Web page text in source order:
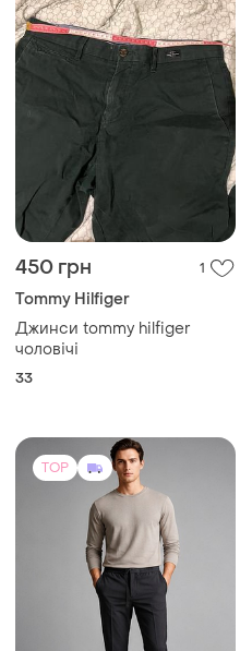
590 грн 2
H&M
Оригінальні штани h&m
slim fit чорні | легкі
еластичні брюки | нові з
46 і ще 1